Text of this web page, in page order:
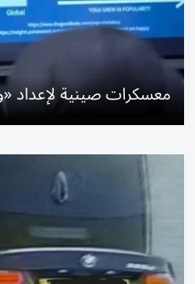
معسكرات صينية لإعداد